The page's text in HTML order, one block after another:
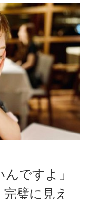
んですよ」
璧に見え